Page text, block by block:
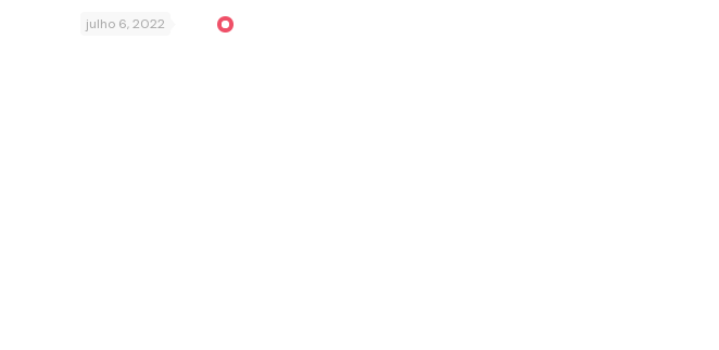
julho 6, 2022